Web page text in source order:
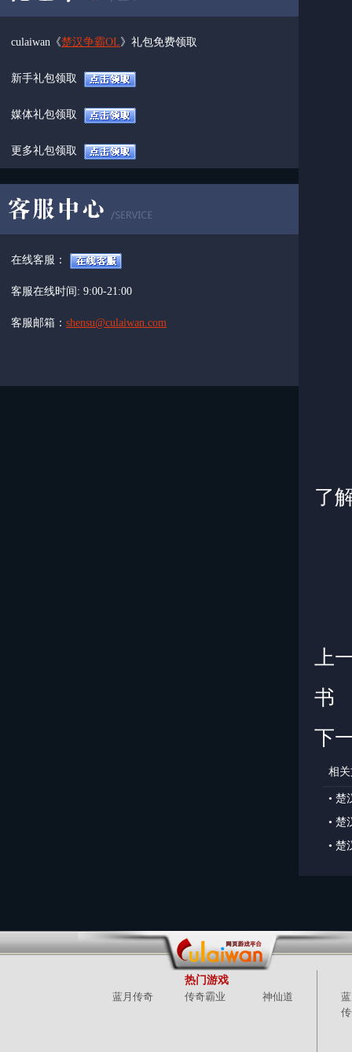
culaiwan《楚汉争霸OL》礼包免费领取
新手礼包领取
媒体礼包领取
更多礼包领取
在线客服：
客服在线时间: 9:00-21:00
客服邮箱： shensu@culaiwan.com
了
上
书
下
相
• 楚
• 楚
• 楚
热门游戏
蓝月传奇 传奇霸业 神仙道